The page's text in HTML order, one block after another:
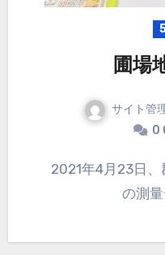
圃場
サイト管
0
2021年4月23日、郡山フィールドでは先週
の測